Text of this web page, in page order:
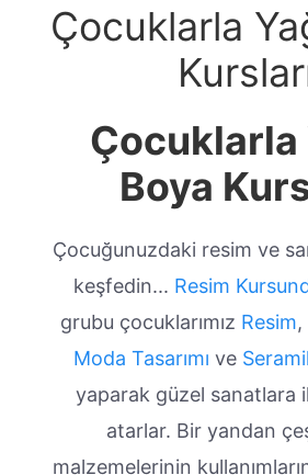
Çocuklarla
Çocuklarla
Boya
Çocuğunuzdaki resim ve
keşfedin... Resim
grubu çocuklarımız Resim,
Moda Tasarımı ve
yaparak güzel sanatlara
atarlar. Bir yandan
malzemelerinin